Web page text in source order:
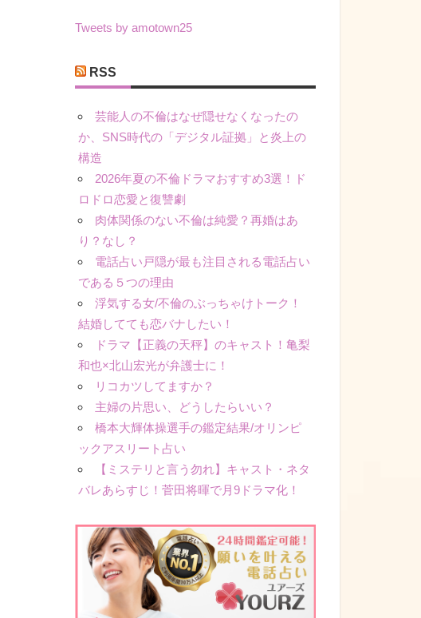
ゴ
ー
Tweets by amotown25
RSS
芸能人の不倫はなぜ隠せなくなったの
か、SNS時代の「デジタル証拠」と炎上の
構造
2026年夏の不倫ドラマおすすめ3選！ド
ロドロ恋愛と復讐劇
肉体関係のない不倫は純愛？再婚はあ
り？なし？
電話占い戸隠が最も注目される電話占い
である５つの理由
浮気する女/不倫のぶっちゃけトーク！
結婚してても恋バナしたい！
ドラマ【正義の天秤】のキャスト！亀梨
和也×北山宏光が弁護士に！
リコカツしてますか？
主婦の片思い、どうしたらいい？
橋本大輝体操選手の鑑定結果/オリンピ
ックアスリート占い
【ミステリと言う勿れ】キャスト・ネタ
バレあらすじ！菅田将暉で月9ドラマ化！